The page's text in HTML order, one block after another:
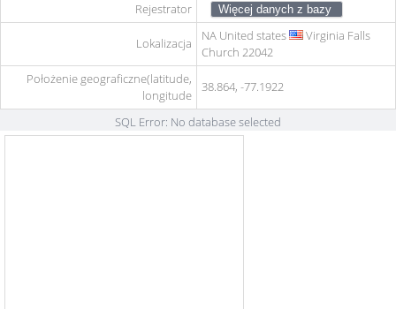
Rejestrator
Lokalizacja NA United states
Virginia Falls
Church 22042
Położenie geograficzne(latitude,
longitude
38.864, -77.1922
SQL Error: No database selected